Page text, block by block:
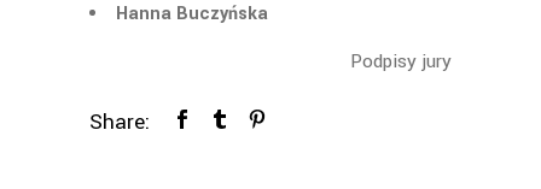
Hanna Buczyńska
Podpisy jury
Share: